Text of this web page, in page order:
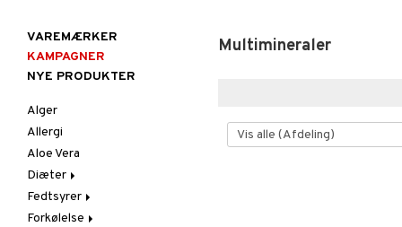
Multimineraler
VAREMÆRKER
KAMPAGNER
NYE PRODUKTER
Alger
Allergi
Aloe Vera
Diæter
Glutenintolerant
LCHF
Fedtsyrer
Marina fedtsyrer
Forkølelse